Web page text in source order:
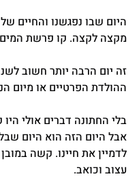
היום שבו נפגשנו והחיים
מקצה לקצה. קו פרשת
זה יום הרבה יותר חשוב
ההולדת הפרטיים או מיום
בלי החתונה דברים אולי
אבל היום הזה הוא היום
לדמיין את חיינו. קשה
עצוב וכואב.